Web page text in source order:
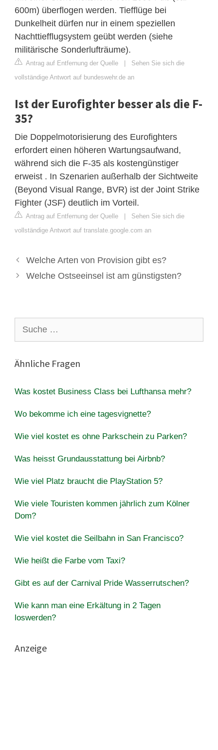
600m) überflogen werden. Tiefflüge bei
Dunkelheit dürfen nur in einem speziellen
Nachttiefflugsystem geübt werden (siehe
militärische Sonderlufträume).
Antrag auf Entfernung der Quelle | Sehen Sie sich die
vollständige Antwort auf bundeswehr.de an
Ist der Eurofighter besser als die F-
35?
Die Doppelmotorisierung des Eurofighters
erfordert einen höheren Wartungsaufwand,
während sich die F-35 als kostengünstiger
erweist . In Szenarien außerhalb der Sichtweite
(Beyond Visual Range, BVR) ist der Joint Strike
Fighter (JSF) deutlich im Vorteil.
Antrag auf Entfernung der Quelle | Sehen Sie sich die
vollständige Antwort auf translate.google.com an
Welche Arten von Provision gibt es?
Welche Ostseeinsel ist am günstigsten?
nach:
Ähnliche Fragen
Was kostet Business Class bei Lufthansa mehr?
Wo bekomme ich eine tagesvignette?
Wie viel kostet es ohne Parkschein zu Parken?
Was heisst Grundausstattung bei Airbnb?
Wie viel Platz braucht die PlayStation 5?
Wie viele Touristen kommen jährlich zum Kölner
Dom?
Wie viel kostet die Seilbahn in San Francisco?
Wie heißt die Farbe vom Taxi?
Gibt es auf der Carnival Pride Wasserrutschen?
Wie kann man eine Erkältung in 2 Tagen
loswerden?
Anzeige